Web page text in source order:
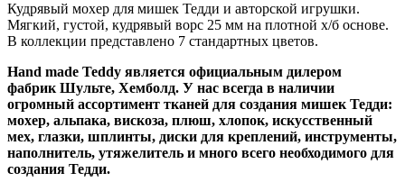
Кудрявый мохер для мишек Тедди и авторской игрушки.
Мягкий, густой, кудрявый ворс 25 мм на плотной х/б основе.
В коллекции представлено 7 стандартных цветов.
Hand made Teddy является официальным дилером
фабрик Шульте, Хемболд. У нас всегда в наличии
огромный ассортимент тканей для создания мишек Тедди:
мохер, альпака, вискоза, плюш, хлопок, искусственный
мех, глазки, шплинты, диски для креплений, инструменты,
наполнитель, утяжелитель и много всего необходимого для
создания Тедди.